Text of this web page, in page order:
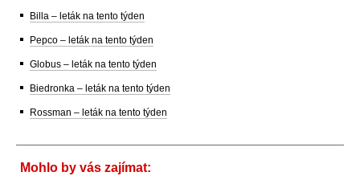
Billa – leták na tento týden
Pepco – leták na tento týden
Globus – leták na tento týden
Biedronka – leták na tento týden
Rossman – leták na tento týden
Mohlo by vás zajímat: